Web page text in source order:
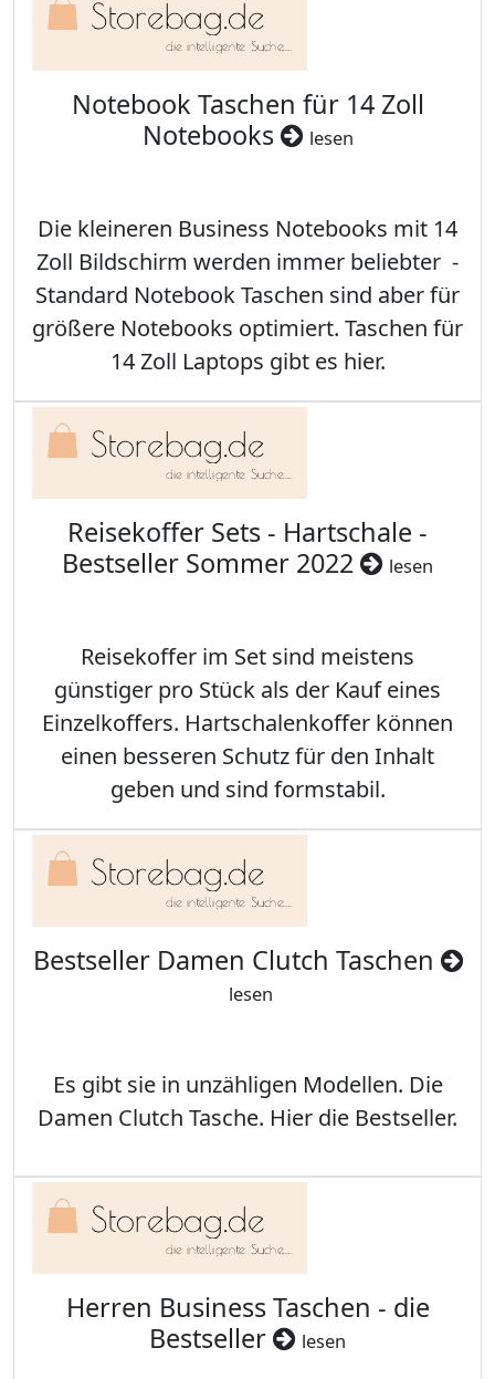
Notebook Taschen für 14 Zoll
Notebooks
lesen
Die kleineren Business Notebooks mit 14
Zoll Bildschirm werden immer beliebter -
Standard Notebook Taschen sind aber für
größere Notebooks optimiert. Taschen für
14 Zoll Laptops gibt es hier.
Reisekoffer Sets - Hartschale -
Bestseller Sommer 2022
lesen
Reisekoffer im Set sind meistens
günstiger pro Stück als der Kauf eines
Einzelkoffers. Hartschalenkoffer können
einen besseren Schutz für den Inhalt
geben und sind formstabil.
Bestseller Damen Clutch Taschen
lesen
Es gibt sie in unzähligen Modellen. Die
Damen Clutch Tasche. Hier die Bestseller.
Herren Business Taschen - die
Bestseller
lesen